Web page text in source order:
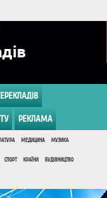
РЕКЛАМА
МЕДИЦИНА МУЗИКА
СПОРТ КРАЇНИ БУДІВНИЦТВО